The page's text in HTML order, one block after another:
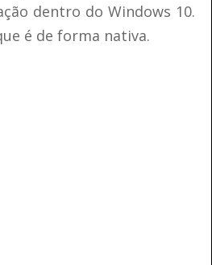
dentro do Windows 10.
é de forma nativa.